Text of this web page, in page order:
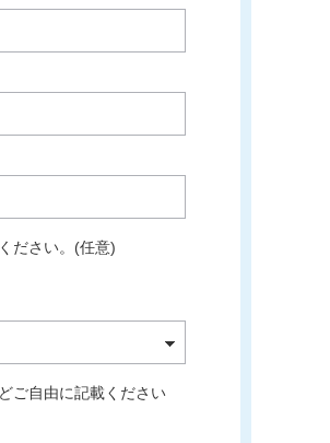
ださい。(任意)
ご自由に記載ください